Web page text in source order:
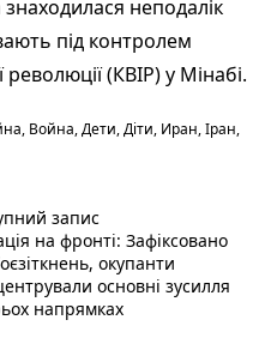
неподалік
під контролем
(КВІР) у Мінабі.
, Война,Дети,Діти, Иран,Іран,
записНаступний пост :
на фронті: Зафіксовано
окупанти
основні зусилля
напрямках